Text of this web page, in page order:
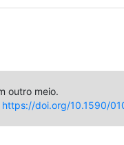
outro meio.
https://doi.org/10.1590/